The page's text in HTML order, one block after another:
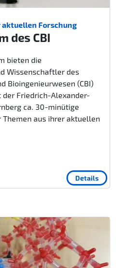
Forschung
des CBI
bieten die
Wissenschaftler des
Bioingenieurwesen (CBI)
der Friedrich-Alexander-
ca. 30-minütige
aus ihrer aktuellen
Details